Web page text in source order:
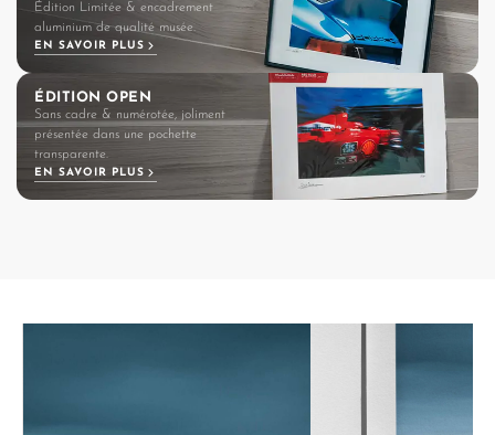
Édition Limitée & encadrement
aluminium de qualité musée.
EN SAVOIR PLUS
ÉDITION OPEN
Sans cadre & numérotée, joliment
présentée dans une pochette
transparente.
EN SAVOIR PLUS